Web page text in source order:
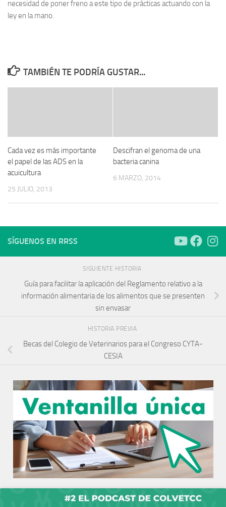
necesidad de poner freno a este tipo de prácticas actuando con la
ley en la mano.
TAMBIÉN TE PODRÍA GUSTAR...
Cada vez es más importante
el papel de las ADS en la
acuicultura
25 JULIO, 2013
Descifran el genoma de una
bacteria canina
6 MARZO, 2014
SÍGUENOS EN RRSS
SIGUIENTE HISTORIA
Guía para facilitar la aplicación del Reglamento relativo a la
información alimentaria de los alimentos que se presenten
sin envasar
HISTORIA PREVIA
Becas del Colegio de Veterinarios para el Congreso CYTA-
CESIA